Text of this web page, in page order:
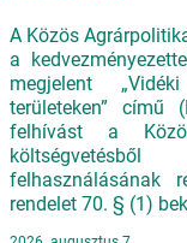
A Közös
a
megjelent
területeken” című
felhívást a
felhasználásának
rendelet 70. § (1)